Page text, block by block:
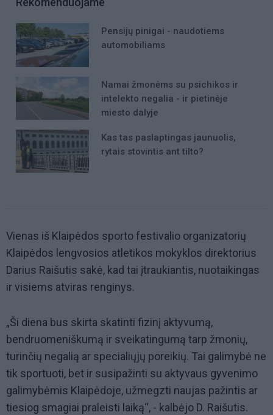
Pensijų pinigai - naudotiems
automobiliams
Namai žmonėms su psichikos ir
intelekto negalia - ir pietinėje
miesto dalyje
Kas tas paslaptingas jaunuolis,
rytais stovintis ant tilto?
Vienas iš Klaipėdos sporto festivalio organizatorių
Klaipėdos lengvosios atletikos mokyklos direktorius
Darius Raišutis sakė, kad tai įtraukiantis, nuotaikingas
ir visiems atviras renginys.
„Ši diena bus skirta skatinti fizinį aktyvumą,
bendruomeniškumą ir sveikatingumą tarp žmonių,
turinčių negalią ar specialiųjų poreikių. Tai galimybė ne
tik sportuoti, bet ir susipažinti su aktyvaus gyvenimo
galimybėmis Klaipėdoje, užmegzti naujas pažintis ar
tiesiog smagiai praleisti laiką“, - kalbėjo D. Raišutis.